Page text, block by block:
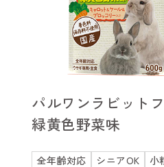
パルワンラビット
緑黄色野菜味
全年齢対応 シニアOK
小